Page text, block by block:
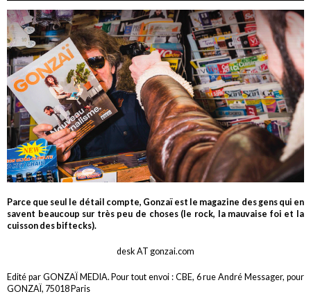
Parce que seul le détail compte, Gonzaï est le magazine des gens qui en
savent beaucoup sur très peu de choses (le rock, la mauvaise foi et la
cuisson des biftecks).
desk AT gonzai.com
Edité par GONZAÏ MEDIA. Pour tout envoi : CBE, 6 rue André Messager, pour
GONZAÏ, 75018 Paris